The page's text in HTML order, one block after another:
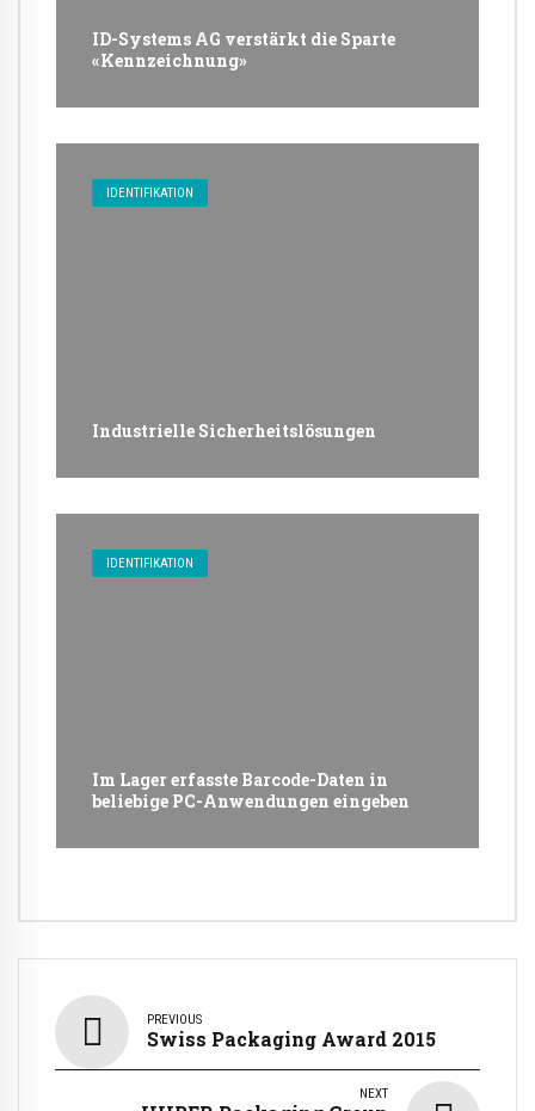
ID-Systems AG verstärkt die Sparte
«Kennzeichnung»
IDENTIFIKATION
Industrielle Sicherheitslösungen
IDENTIFIKATION
Im Lager erfasste Barcode-Daten in
beliebige PC-Anwendungen eingeben
PREVIOUS
Swiss Packaging Award 2015
NEXT